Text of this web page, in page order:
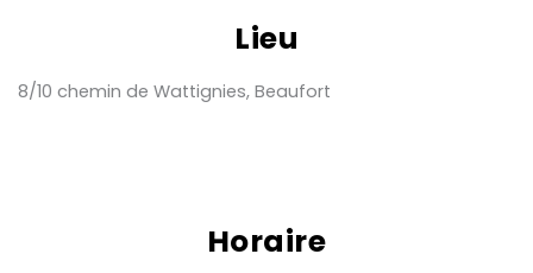
Lieu
8/10 chemin de Wattignies, Beaufort
Horaire